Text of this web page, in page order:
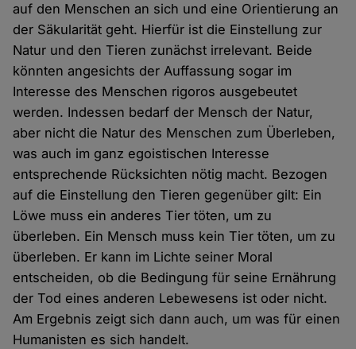
auf den Menschen an sich und eine Orientierung an
der Säkularität geht. Hierfür ist die Einstellung zur
Natur und den Tieren zunächst irrelevant. Beide
könnten angesichts der Auffassung sogar im
Interesse des Menschen rigoros ausgebeutet
werden. Indessen bedarf der Mensch der Natur,
aber nicht die Natur des Menschen zum Überleben,
was auch im ganz egoistischen Interesse
entsprechende Rücksichten nötig macht. Bezogen
auf die Einstellung den Tieren gegenüber gilt: Ein
Löwe muss ein anderes Tier töten, um zu
überleben. Ein Mensch muss kein Tier töten, um zu
überleben. Er kann im Lichte seiner Moral
entscheiden, ob die Bedingung für seine Ernährung
der Tod eines anderen Lebewesens ist oder nicht.
Am Ergebnis zeigt sich dann auch, um was für einen
Humanisten es sich handelt.